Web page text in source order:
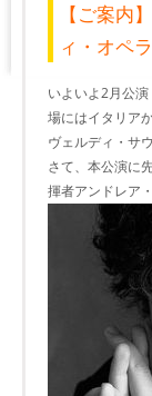
【ご案内
ィ・オペ
いよいよ2月公
場にはイタリア
ヴェルディ・サ
さて、本公演に
揮者アンドレア